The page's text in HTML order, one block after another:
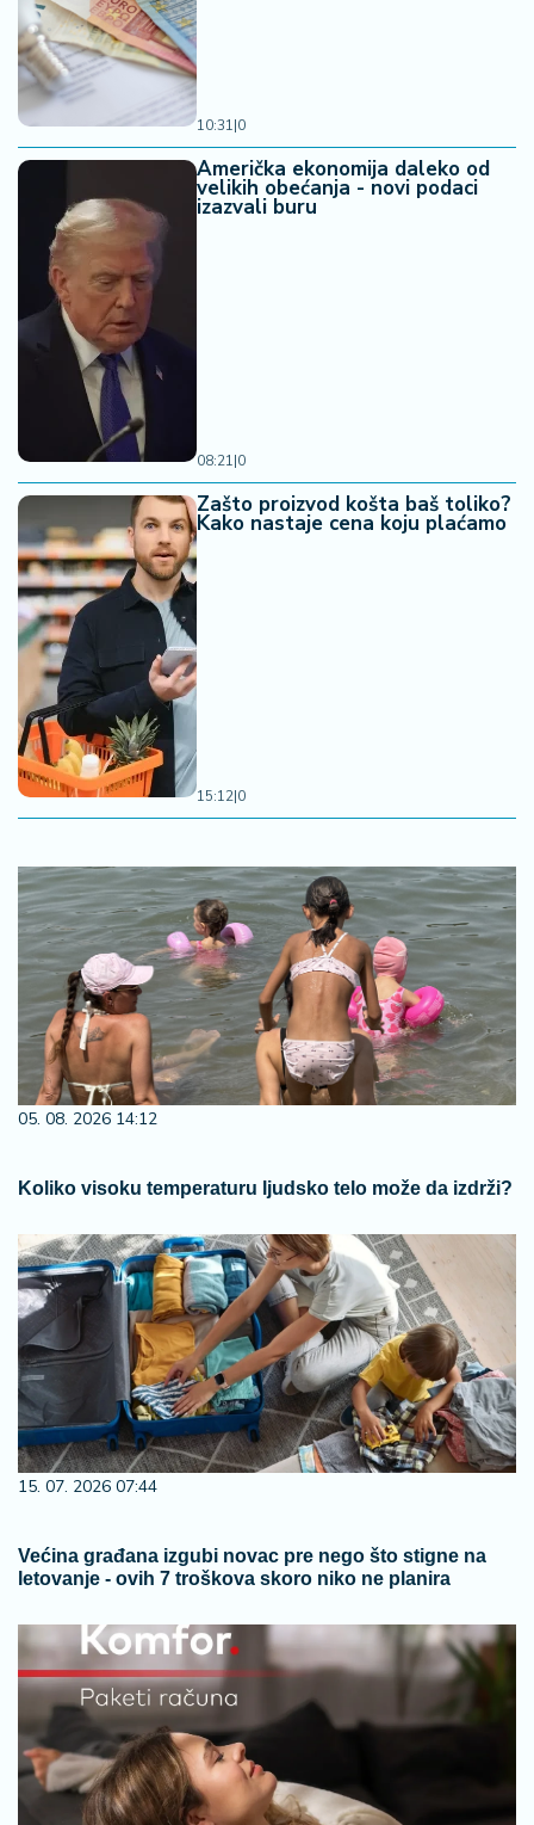
10:31|0
Američka ekonomija daleko od
velikih obećanja - novi podaci
izazvali buru
08:21|0
Zašto proizvod košta baš toliko?
Kako nastaje cena koju plaćamo
15:12|0
05. 08. 2026 14:12
Koliko visoku temperaturu ljudsko telo može da izdrži?
15. 07. 2026 07:44
Većina građana izgubi novac pre nego što stigne na
letovanje - ovih 7 troškova skoro niko ne planira